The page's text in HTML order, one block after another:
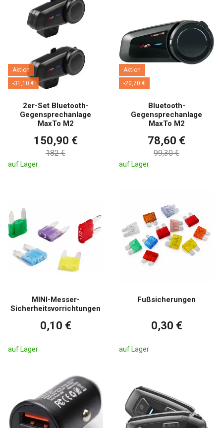
Aktion
-31,10 €
2er-Set Bluetooth-
Gegensprechanlage
MaxTo M2
150,90 €
182 €
auf Lager
Aktion
-20,70 €
Bluetooth-
Gegensprechanlage
MaxTo M2
78,60 €
99,30 €
auf Lager
MINI-Messer-
Sicherheitsvorrichtungen
0,10 €
auf Lager
Fußsicherungen
0,30 €
auf Lager